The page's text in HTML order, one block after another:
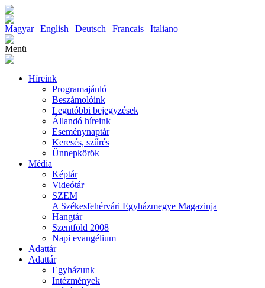
Magyar| English | Deutsch | Francais | Italiano
Menü
Híreink
Programajánló
Beszámolóink
Legutóbbi bejegyzések
Állandó híreink
Eseménynaptár
Keresés, szűrés
Ünnepkörök
Média
Képtár
Videótár
SZEM
A Székesfehérvári Egyházmegye Magazinja
Hangtár
Szentföld 2008
Napi evangélium
Adattár
Adattár
Egyházunk
Intézmények